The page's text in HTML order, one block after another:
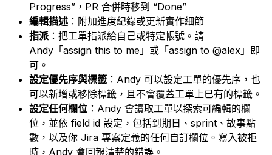
Progress”，PR 合併時移到 “Done”
編輯描述 ：附加進度紀錄或更新實作細節
指派 ：把工單指派給自己或特定帳號。請
Andy「assign this to me」或「assign to @alex」即
可。
設定優先序與標籤 ：Andy 可以設定工單的優先序，也
可以新增或移除標籤，且不會覆蓋工單上已有的標籤。
設定任何欄位 ：Andy 會讀取工單以探索可編輯的欄
位，並依 field id 設定，包括到期日、sprint、故事點
數，以及你 Jira 專案定義的任何自訂欄位。寫入被拒
時，Andy 會回報清楚的錯誤。